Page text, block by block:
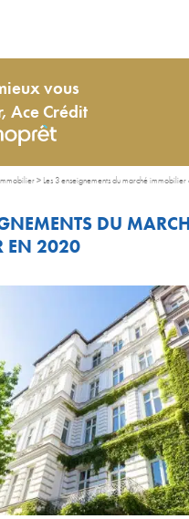
vous
Ace Crédit
> Les 3 enseignements du marché
DU
EN 2020